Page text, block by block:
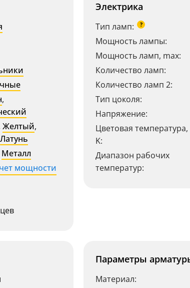
,
Желтый,
Латунь
Металл
мощности
Электрика
Тип ламп: ?
Мощность лампы:
Мощность ламп, max:
Количество ламп:
Количество ламп 2:
Тип цоколя:
Напряжение:
Цветовая температура,
K:
Диапазон рабочих
температур:
Параметры
Материал: